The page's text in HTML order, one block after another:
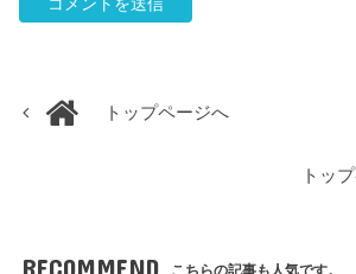
トップページへ
トッ
RECOMMEND